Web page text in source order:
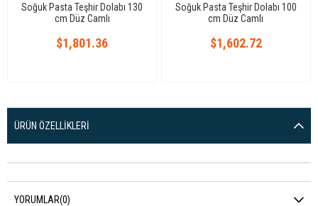
Soğuk Pasta Teşhir Dolabı 130
cm Düz Camlı
$1,801.36
Soğuk Pasta Teşhir Dolabı 100
cm Düz Camlı
$1,602.72
ÜRÜN ÖZELLIKLERI
YORUMLAR(0)